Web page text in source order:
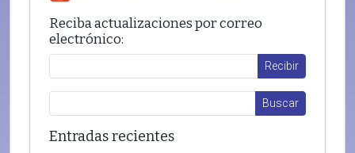
Reciba actualizaciones por correo
electrónico:
Entradas recientes